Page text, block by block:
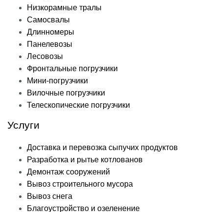
Низкорамные тралы
Самосвалы
Длинномеры
Панелевозы
Лесовозы
Фронтальные погрузчики
Мини-погрузчики
Вилочные погрузчики
Телескопические погрузчики
Услуги
Доставка и перевозка сыпучих продуктов
Разработка и рытье котлованов
Демонтаж сооружений
Вывоз строительного мусора
Вывоз снега
Благоустройство и озеленение